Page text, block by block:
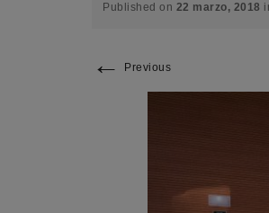
Published on 22 marzo, 2018
← Previous